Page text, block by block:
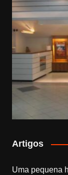
Artigos
Uma pequena